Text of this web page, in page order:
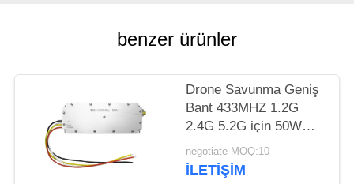
POLICY
benzer ürünler
Drone Savunma Geniş
Bant 433MHZ 1.2G
2.4G 5.2G için 50W
Temp Controlled
Jammer Modülü
negotiate MOQ:10
İLETIŞIM